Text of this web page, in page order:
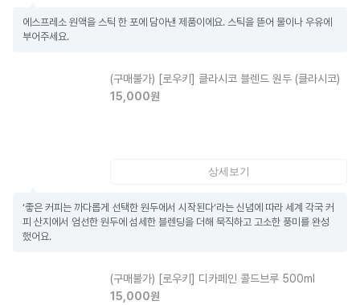
에스프레소 원액을 스틱 한 포에 담아낸 제품이에요. 스틱을 뜯어 물이나 우유에
부어주세요.
(구매불가) [로우키] 클라시코 블렌드 원두 (클라시코)
15,000원
상세보기
‘좋은 커피는 까다롭게 선택한 원두에서 시작된다‘라는 신념에 따라 세계 각국 커
피 산지에서 엄선한 원두에 섬세한 블렌딩을 더해 묵직하고 고소한 풍미를 완성
했어요.
(구매불가) [로우키] 디카페인 콜드브루 500ml
15,000원